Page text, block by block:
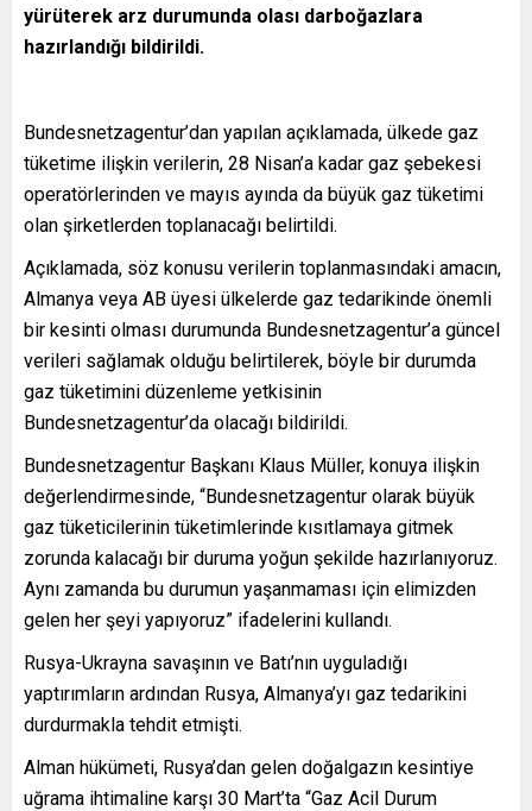
yürüterek arz durumunda olası darboğazlara
hazırlandığı bildirildi.
Bundesnetzagentur’dan yapılan açıklamada, ülkede gaz
tüketime ilişkin verilerin, 28 Nisan’a kadar gaz şebekesi
operatörlerinden ve mayıs ayında da büyük gaz tüketimi
olan şirketlerden toplanacağı belirtildi.
Açıklamada, söz konusu verilerin toplanmasındaki amacın,
Almanya veya AB üyesi ülkelerde gaz tedarikinde önemli
bir kesinti olması durumunda Bundesnetzagentur’a güncel
verileri sağlamak olduğu belirtilerek, böyle bir durumda
gaz tüketimini düzenleme yetkisinin
Bundesnetzagentur’da olacağı bildirildi.
Bundesnetzagentur Başkanı Klaus Müller, konuya ilişkin
değerlendirmesinde, “Bundesnetzagentur olarak büyük
gaz tüketicilerinin tüketimlerinde kısıtlamaya gitmek
zorunda kalacağı bir duruma yoğun şekilde hazırlanıyoruz.
Aynı zamanda bu durumun yaşanmaması için elimizden
gelen her şeyi yapıyoruz” ifadelerini kullandı.
Rusya-Ukrayna savaşının ve Batı’nın uyguladığı
yaptırımların ardından Rusya, Almanya’yı gaz tedarikini
durdurmakla tehdit etmişti.
Alman hükümeti, Rusya’dan gelen doğalgazın kesintiye
uğrama ihtimaline karşı 30 Mart’ta “Gaz Acil Durum